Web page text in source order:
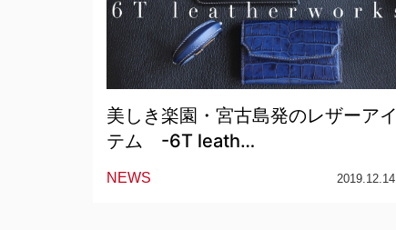
美しき楽園・宮古島発のレザーアイ
テム -6T leath…
NEWS 2019.12.14